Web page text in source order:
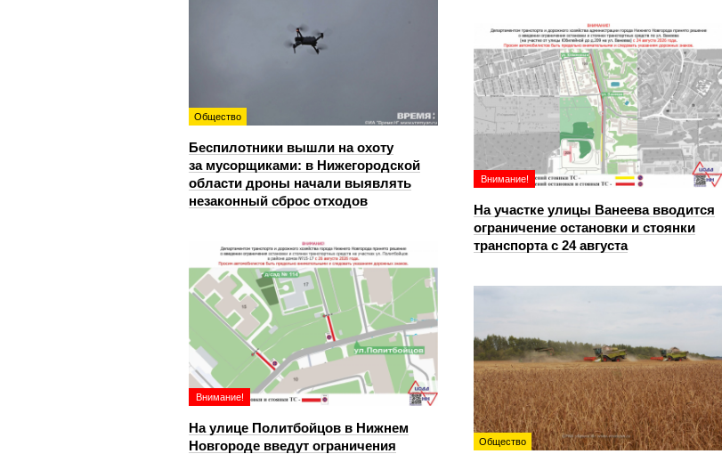
Общество
Беспилотники вышли на охоту
за мусорщиками: в Нижегородской
области дроны начали выявлять
незаконный сброс отходов
Внимание!
На участке улицы Ванеева вводится
ограничение остановки и стоянки
транспорта с 24 августа
Внимание!
На улице Политбойцов в Нижнем
Новгороде введут ограничения
Общество